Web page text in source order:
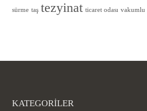
sürme taş tezyinat ticaret odası vakumlu
KATEGORILER